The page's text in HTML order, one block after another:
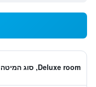
Deluxe room, סוג המיטה לא ידוע